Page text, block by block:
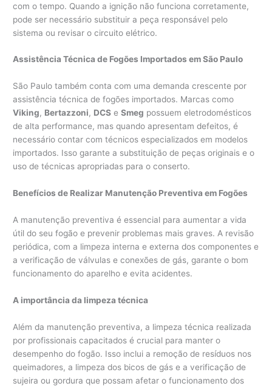
com o tempo. Quando a ignição não funciona corretamente,
pode ser necessário substituir a peça responsável pelo
sistema ou revisar o circuito elétrico.
Assistência Técnica de Fogões Importados em São Paulo
São Paulo também conta com uma demanda crescente por
assistência técnica de fogões importados. Marcas como
Viking, Bertazzoni, DCS eSmeg possuem eletrodomésticos
de alta performance, mas quando apresentam defeitos, é
necessário contar com técnicos especializados em modelos
importados. Isso garante a substituição de peças originais e o
uso de técnicas apropriadas para o conserto.
Benefícios de Realizar Manutenção Preventiva em Fogões
A manutenção preventiva é essencial para aumentar a vida
útil do seu fogão e prevenir problemas mais graves. A revisão
periódica, com a limpeza interna e externa dos componentes e
a verificação de válvulas e conexões de gás, garante o bom
funcionamento do aparelho e evita acidentes.
A importância da limpeza técnica
Além da manutenção preventiva, a limpeza técnica realizada
por profissionais capacitados é crucial para manter o
desempenho do fogão. Isso inclui a remoção de resíduos nos
queimadores, a limpeza dos bicos de gás e a verificação de
sujeira ou gordura que possam afetar o funcionamento dos